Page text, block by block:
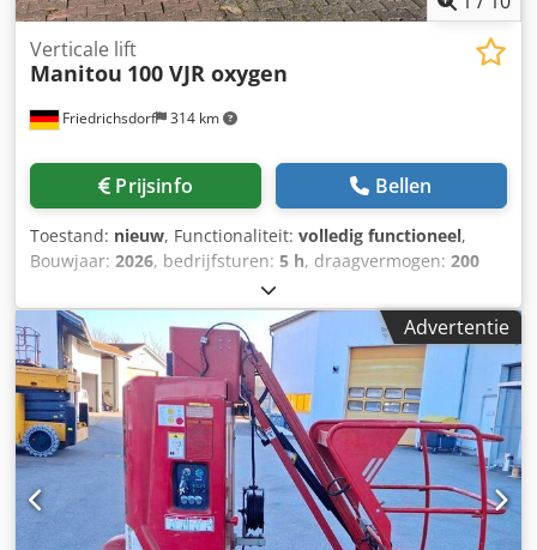
Friedrichsdorf 314 km
Verticale lift
Manitou 100 VJR oxygen
Prijsinfo Bellen
Toestand: nieuw, Functionaliteit: volledig functioneel,
Bouwjaar: 2026, bedrijfsturen: 5 h, draagvermogen: 200
, bouwhoogte:
brandstoftype:elektrisch, totale lengte:2.820 mm,
aandrijftype:
Elektro, reikwijdte van de arm:3.000 mm,
bouwbreedte:990 mm , werkhoogte: 9.900 mm, Verticale
hefplatform Chodpfx Ajyhr D Aehrea Conditie: Nieuw
apparaat Technische staat: Nieuw Voorband type: Bandage
Voorband maat: 16-5-11 1/4 Voorband conditie: 80 - 100%
Achterband type: Bandage Achterband maat: 16-5-11 1/4
Achterband conditie: 80 - 100% Batterij Volt: 24V Batterij
Ah: 250Ah Batterijtype: PzS Bouwjaar batterij: 2025 Batterij
conditie: 80 - 100% Geïntegreerde lader
Advertentie